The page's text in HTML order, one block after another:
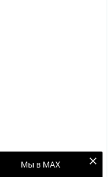
Мы в MAX